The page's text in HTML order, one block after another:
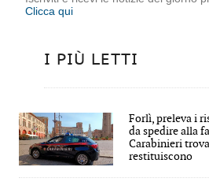
Clicca qui
I PIÙ LETTI
Forlì, preleva i
da spedire alla
Carabinieri
restituiscono